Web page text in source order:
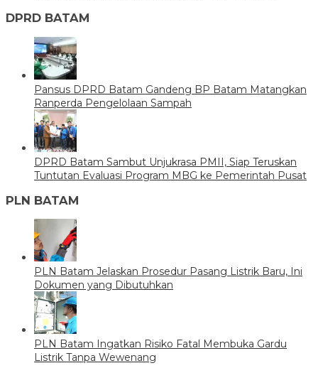
DPRD BATAM
Pansus DPRD Batam Gandeng BP Batam Matangkan
Ranperda Pengelolaan Sampah
DPRD Batam Sambut Unjukrasa PMII, Siap Teruskan
Tuntutan Evaluasi Program MBG ke Pemerintah Pusat
PLN BATAM
PLN Batam Jelaskan Prosedur Pasang Listrik Baru, Ini
Dokumen yang Dibutuhkan
PLN Batam Ingatkan Risiko Fatal Membuka Gardu
Listrik Tanpa Wewenang